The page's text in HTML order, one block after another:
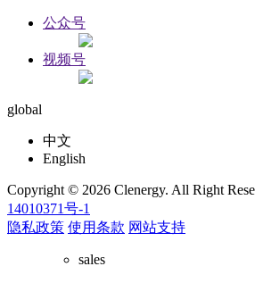
公众号
视频号
global
中文
English
Copyright © 2026 Clenergy. All Right
14010371号-1
隐私政策 使用条款 网站支持
sales